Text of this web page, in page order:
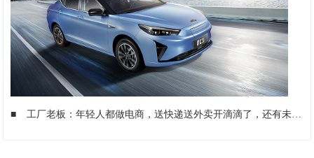
■ 工厂老板：年轻人都做电商，送快递送外卖开滴滴了，还有未来吗